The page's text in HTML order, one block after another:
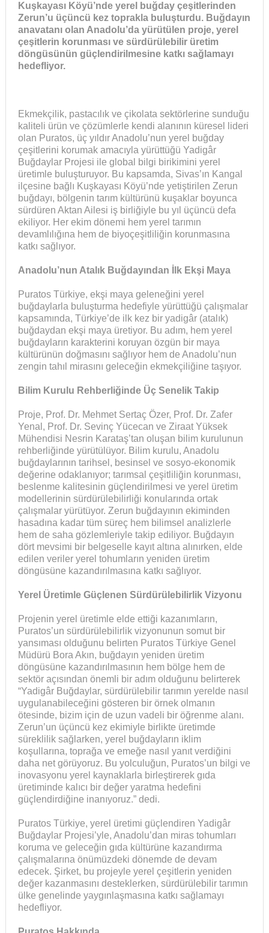
Kuşkayası Köyü’nde yerel buğday çeşitlerinden
Zerun’u üçüncü kez toprakla buluşturdu. Buğdayın
anavatanı olan Anadolu’da yürütülen proje, yerel
çeşitlerin korunması ve sürdürülebilir üretim
döngüsünün güçlendirilmesine katkı sağlamayı
hedefliyor.
Ekmekçilik, pastacılık ve çikolata sektörlerine sunduğu
kaliteli ürün ve çözümlerle kendi alanının küresel lideri
olan Puratos, üç yıldır Anadolu’nun yerel buğday
çeşitlerini korumak amacıyla yürüttüğü Yadigâr
Buğdaylar Projesi ile global bilgi birikimini yerel
üretimle buluşturuyor. Bu kapsamda, Sivas’ın Kangal
ilçesine bağlı Kuşkayası Köyü’nde yetiştirilen Zerun
buğdayı, bölgenin tarım kültürünü kuşaklar boyunca
sürdüren Aktan Ailesi iş birliğiyle bu yıl üçüncü defa
ekiliyor. Her ekim dönemi hem yerel tarımın
devamlılığına hem de biyoçeşitliliğin korunmasına
katkı sağlıyor.
Anadolu’nun Atalık Buğdayından İlk Ekşi Maya
Puratos Türkiye, ekşi maya geleneğini yerel
buğdaylarla buluşturma hedefiyle yürüttüğü çalışmalar
kapsamında, Türkiye’de ilk kez bir yadigâr (atalık)
buğdaydan ekşi maya üretiyor. Bu adım, hem yerel
buğdayların karakterini koruyan özgün bir maya
kültürünün doğmasını sağlıyor hem de Anadolu’nun
zengin tahıl mirasını geleceğin ekmekçiliğine taşıyor.
Bilim Kurulu Rehberliğinde Üç Senelik Takip
Proje, Prof. Dr. Mehmet Sertaç Özer, Prof. Dr. Zafer
Yenal, Prof. Dr. Sevinç Yücecan ve Ziraat Yüksek
Mühendisi Nesrin Karataş’tan oluşan bilim kurulunun
rehberliğinde yürütülüyor. Bilim kurulu, Anadolu
buğdaylarının tarihsel, besinsel ve sosyo-ekonomik
değerine odaklanıyor; tarımsal çeşitliliğin korunması,
beslenme kalitesinin güçlendirilmesi ve yerel üretim
modellerinin sürdürülebilirliği konularında ortak
çalışmalar yürütüyor. Zerun buğdayının ekiminden
hasadına kadar tüm süreç hem bilimsel analizlerle
hem de saha gözlemleriyle takip ediliyor. Buğdayın
dört mevsimi bir belgeselle kayıt altına alınırken, elde
edilen veriler yerel tohumların yeniden üretim
döngüsüne kazandırılmasına katkı sağlıyor.
Yerel Üretimle Güçlenen Sürdürülebilirlik Vizyonu
Projenin yerel üretimle elde ettiği kazanımların,
Puratos’un sürdürülebilirlik vizyonunun somut bir
yansıması olduğunu belirten Puratos Türkiye Genel
Müdürü Bora Akın, buğdayın yeniden üretim
döngüsüne kazandırılmasının hem bölge hem de
sektör açısından önemli bir adım olduğunu belirterek
“Yadigâr Buğdaylar, sürdürülebilir tarımın yerelde nasıl
uygulanabileceğini gösteren bir örnek olmanın
ötesinde, bizim için de uzun vadeli bir öğrenme alanı.
Zerun’un üçüncü kez ekimiyle birlikte üretimde
süreklilik sağlarken, yerel buğdayların iklim
koşullarına, toprağa ve emeğe nasıl yanıt verdiğini
daha net görüyoruz. Bu yolculuğun, Puratos’un bilgi ve
inovasyonu yerel kaynaklarla birleştirerek gıda
üretiminde kalıcı bir değer yaratma hedefini
güçlendirdiğine inanıyoruz.” dedi.
Puratos Türkiye, yerel üretimi güçlendiren Yadigâr
Buğdaylar Projesi’yle, Anadolu’dan miras tohumları
koruma ve geleceğin gıda kültürüne kazandırma
çalışmalarına önümüzdeki dönemde de devam
edecek. Şirket, bu projeyle yerel çeşitlerin yeniden
değer kazanmasını desteklerken, sürdürülebilir tarımın
ülke genelinde yaygınlaşmasına katkı sağlamayı
hedefliyor.